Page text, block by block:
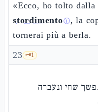
«Ecco, ho tolto
stordimentoⓘ, la
tornerai più a berla.
23 🗝️1
שחי ונעברה